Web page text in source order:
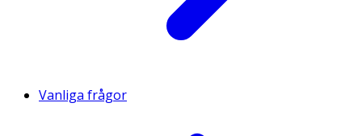
Vanliga frågor